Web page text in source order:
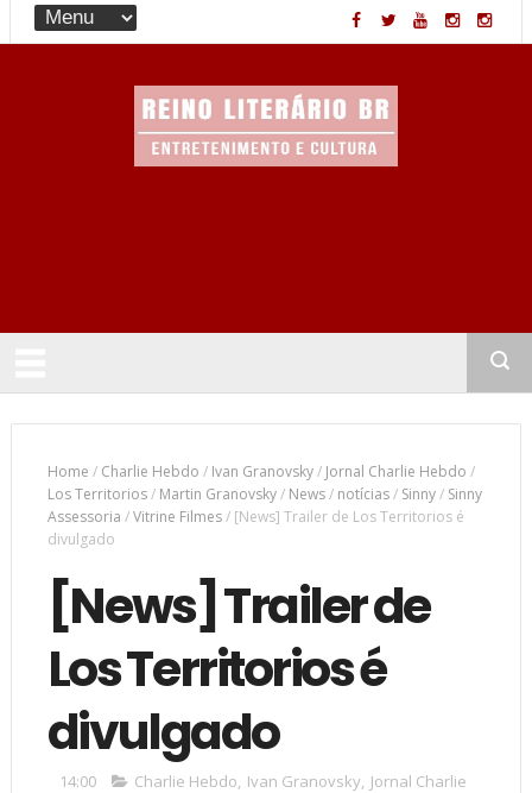
Home / Charlie Hebdo / Ivan Granovsky/ Jornal Charlie Hebdo /
Los Territorios/ Martin Granovsky/ News/ notícias/ Sinny/ Sinny
Assessoria /Vitrine Filmes/ [News] Trailer de Los Territorios é
divulgado
[News] Trailer de
Los Territorios é
divulgado
14:00 Charlie Hebdo, Ivan Granovsky, Jornal Charlie